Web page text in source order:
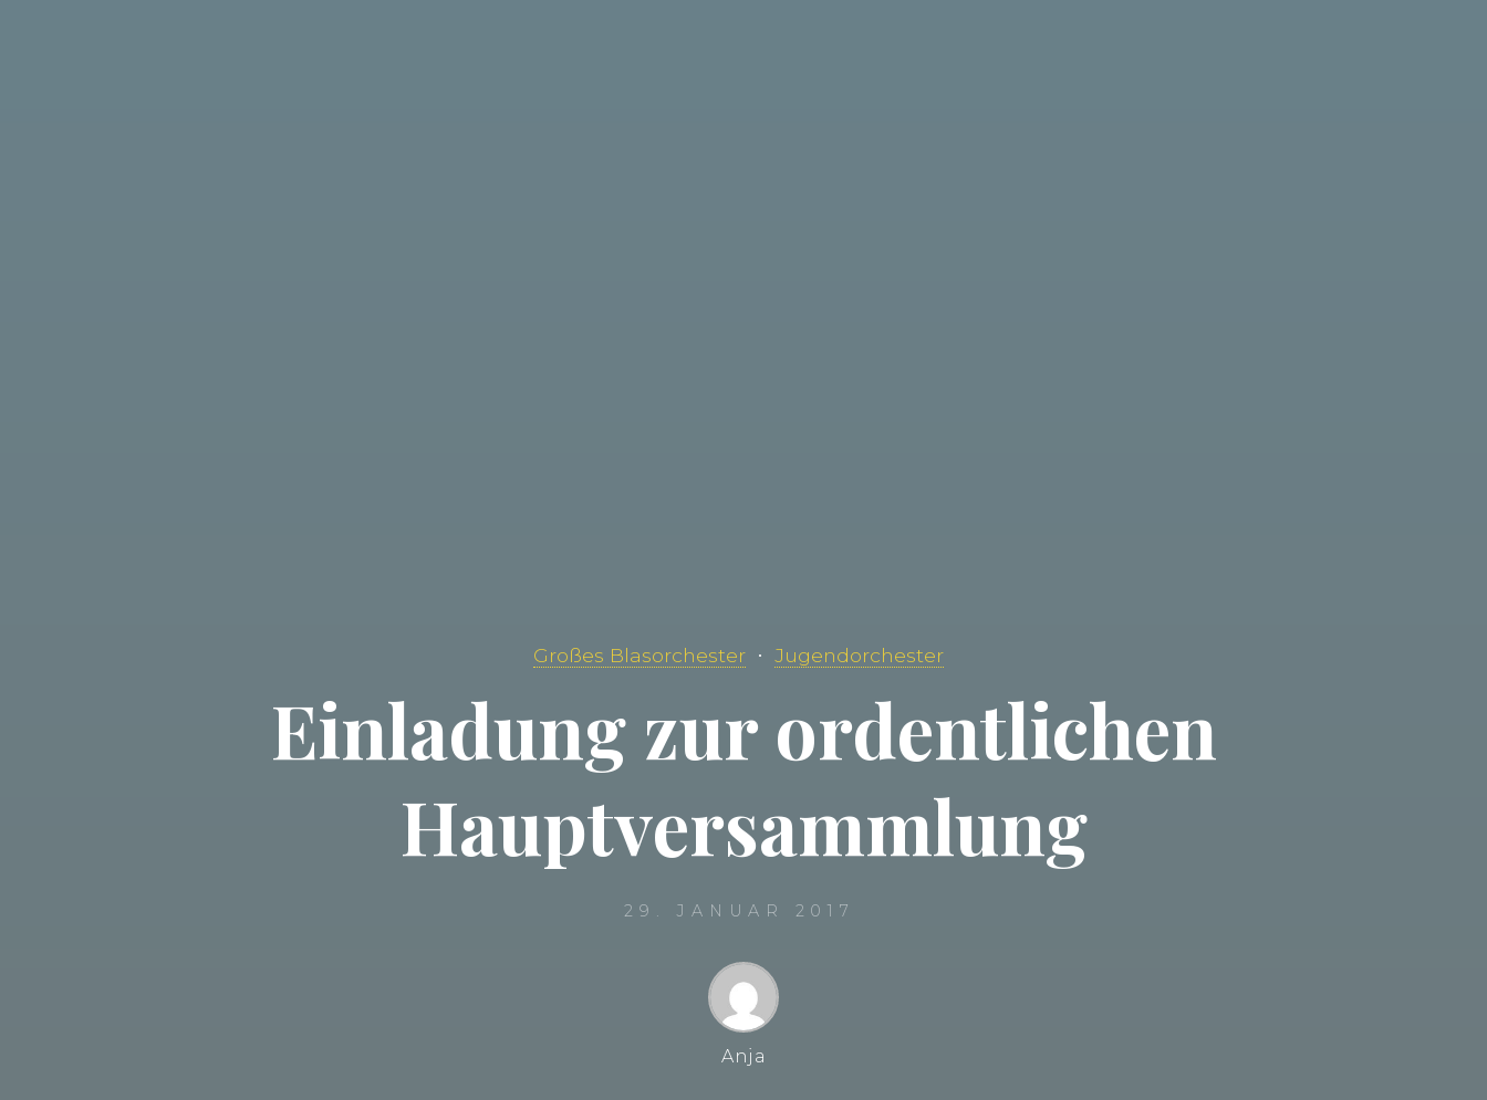
Großes Blasorchester Jugendorchester
Einladung zur ordentlichen
Hauptversammlung
29. JANUAR 2017
Anja